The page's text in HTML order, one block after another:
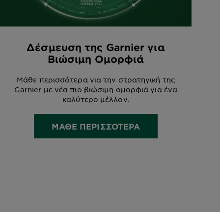
Δέσμευση της Garnier για
Βιώσιμη Ομορφιά
Μάθε περισσότερα για την στρατηγική της
Garnier με νέα πιο βιώσιμη ομορφιά για ένα
καλύτερο μέλλον.
ΜΑΘΕ ΠΕΡΙΣΣΟΤΕΡΑ